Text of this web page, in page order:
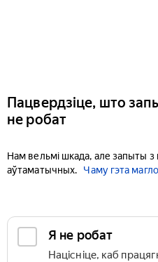
Пацвердзіце, што
не робат
Нам вельмі шкада, але запыты
аўтаматычных.
Чаму гэта
Я не робат
Націсніце, каб